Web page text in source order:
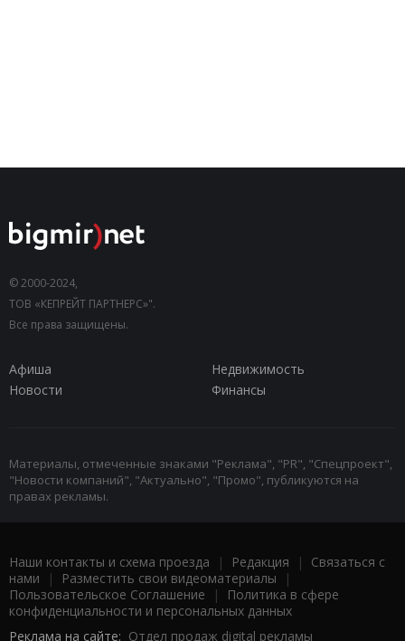
© 2000-2024,
ТОВ «КЕПРЕЙТ ПАРТНЕРС»".
Все права защищены.
Афиша
Недвижимость
Новости
Финансы
Материалы, отмеченные знаками "Реклама", "PR", "Спецпроект",
"Новости компаний", "Актуально", "Промо", публикуются на
правах рекламы.
Наши контакты и схема проезда | Редакция | Связаться с
нами | Разместить свои видеоматериалы |
Пользовательское Соглашение |
Политика в сфере
конфиденциальности и персональных данных
Реклама на сайте: Отдел продаж digital рекламы